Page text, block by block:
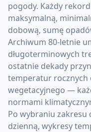
pogody. Każdy
maksymalną,
dobową, sumę
Archiwum 80-letnie
długoterminowych
ostatnie dekady
temperatur rocznych
wegetacyjnego —
normami
Po wybraniu zakresu
dzienną, wykresy